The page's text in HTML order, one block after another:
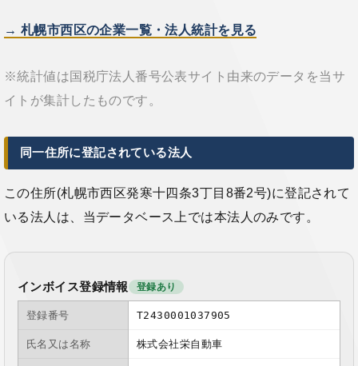
→ 札幌市西区の企業一覧・法人統計を見る
※統計値は国税庁法人番号公表サイト由来のデータを当サ
イトが集計したものです。
同一住所に登記されている法人
この住所(札幌市西区発寒十四条3丁目8番2号)に登記されて
いる法人は、当データベース上では本法人のみです。
インボイス登録情報 登録あり
登録番号 T2430001037905
氏名又は名称 株式会社栄自動車